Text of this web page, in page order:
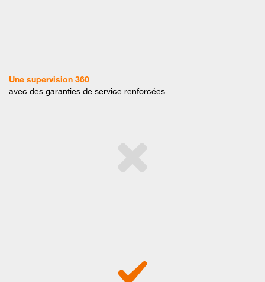
Une supervision 360
avec des garanties de service renforcées